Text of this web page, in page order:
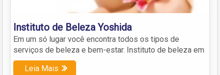
Instituto de Beleza Yoshida
Em um só lugar você encontra todos os tipos de
serviços de beleza e bem-estar. Instituto de beleza em
Leia Mais